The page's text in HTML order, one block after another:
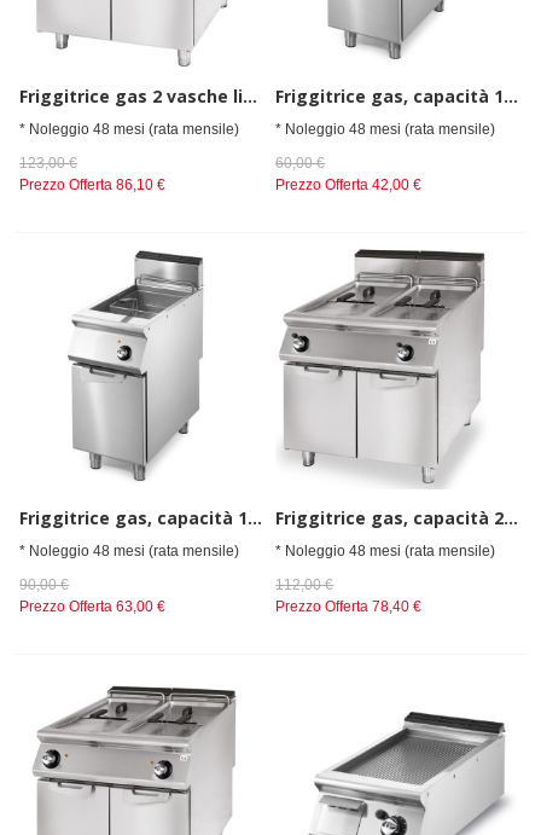
Friggitrice gas 2 vasche libere capacità 17+17 lt su vano con porte
* Noleggio 48 mesi (rata mensile)
123,00 €
Prezzo Offerta 86,10 €
Friggitrice gas, capacità 1x 13 litri
* Noleggio 48 mesi (rata mensile)
60,00 €
Prezzo Offerta 42,00 €
Friggitrice gas, capacità 1x 21 litri
* Noleggio 48 mesi (rata mensile)
90,00 €
Prezzo Offerta 63,00 €
Friggitrice gas, capacità 2x 13 litri
* Noleggio 48 mesi (rata mensile)
112,00 €
Prezzo Offerta 78,40 €